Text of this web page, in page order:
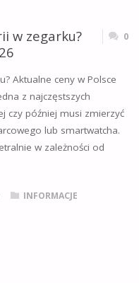
w zegarku?
0
Aktualne ceny w Polsce
z najczęstszych
czy później musi zmierzyć
lub smartwatcha.
w zależności od
INFORMACJE